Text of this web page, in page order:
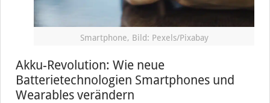
Smartphone, Bild: Pexels/Pixabay
Akku-Revolution: Wie neue
Batterietechnologien Smartphones und
Wearables verändern